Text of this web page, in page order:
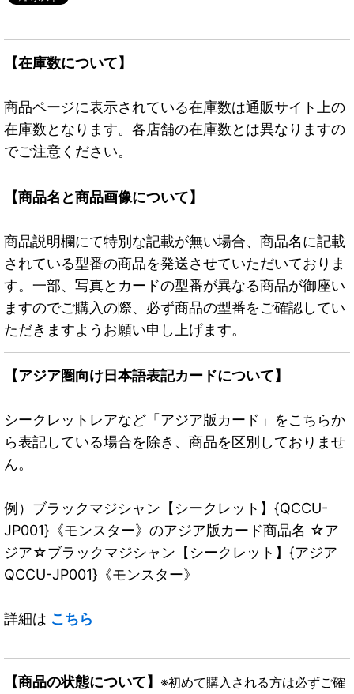
【在庫数について】
商品ページに表示されている在庫数は通販サイト上の
在庫数となります。各店舗の在庫数とは異なりますの
でご注意ください。
【商品名と商品画像について】
商品説明欄にて特別な記載が無い場合、商品名に記載
されている型番の商品を発送させていただいておりま
す。一部、写真とカードの型番が異なる商品が御座い
ますのでご購入の際、必ず商品の型番をご確認してい
ただきますようお願い申し上げます。
【アジア圏向け日本語表記カードについて】
シークレットレアなど「アジア版カード」をこちらか
ら表記している場合を除き、商品を区別しておりませ
ん。
例）ブラックマジシャン【シークレット】{QCCU-
JP001}《モンスター》のアジア版カード商品名 ☆ア
ジア☆ブラックマジシャン【シークレット】{アジア
QCCU-JP001}《モンスター》
詳細は こちら
【商品の状態について】 ※初めて購入される方は必ずご確